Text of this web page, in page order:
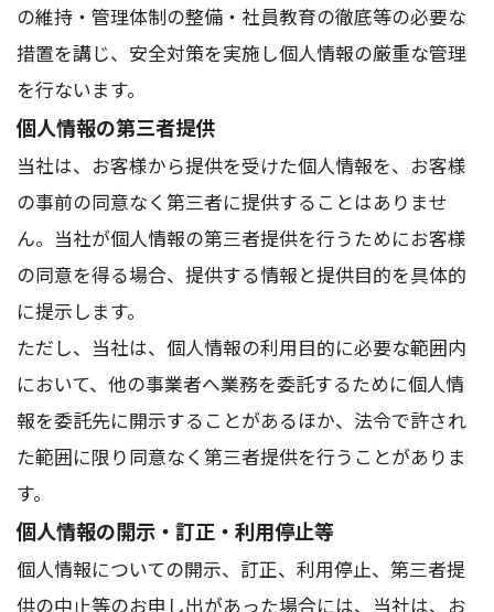
の維持・管理体制の整備・社員教育の徹底等の必要な
措置を講じ、安全対策を実施し個人情報の厳重な管理
を行ないます。
個人情報の第三者提供
当社は、お客様から提供を受けた個人情報を、お客様
の事前の同意なく第三者に提供することはありませ
ん。当社が個人情報の第三者提供を行うためにお客様
の同意を得る場合、提供する情報と提供目的を具体的
に提示します。
ただし、当社は、個人情報の利用目的に必要な範囲内
において、他の事業者へ業務を委託するために個人情
報を委託先に開示することがあるほか、法令で許され
た範囲に限り同意なく第三者提供を行うことがありま
す。
個人情報の開示・訂正・利用停止等
個人情報についての開示、訂正、利用停止、第三者提
供の中止等のお申し出があった場合には、当社は、お